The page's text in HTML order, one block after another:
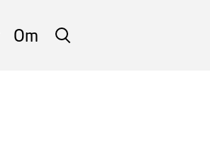
SØG
Om